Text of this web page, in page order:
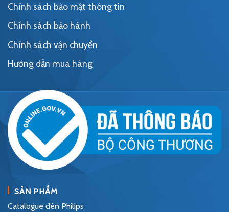
Chính sách bảo mật thông tin
Chính sách bảo hành
Chính sách vận chuyển
Hướng dẫn mua hàng
SẢN PHẨM
Catalogue đèn Philips